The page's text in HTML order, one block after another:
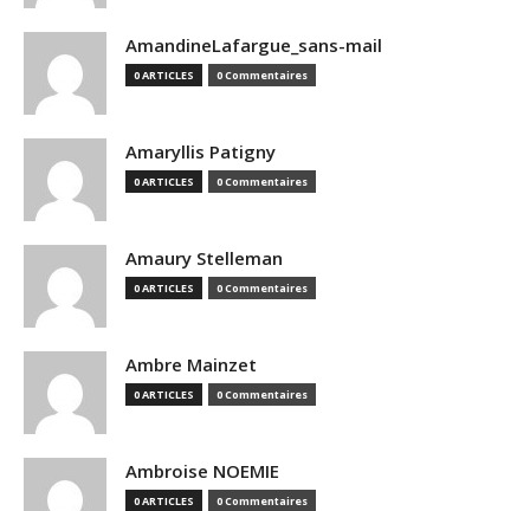
AmandineLafargue_sans-mail
0 ARTICLES 0 Commentaires
Amaryllis Patigny
0 ARTICLES 0 Commentaires
Amaury Stelleman
0 ARTICLES 0 Commentaires
Ambre Mainzet
0 ARTICLES 0 Commentaires
Ambroise NOEMIE
0 ARTICLES 0 Commentaires